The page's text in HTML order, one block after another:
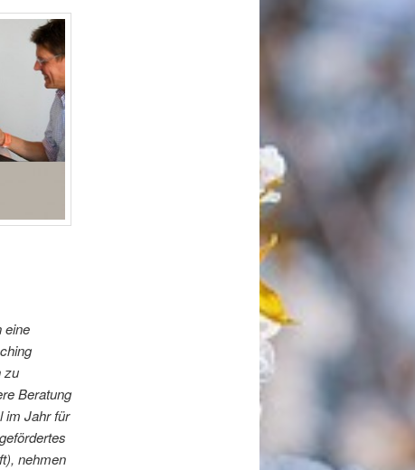
eine
zu
Beratung
im Jahr für
nehmen